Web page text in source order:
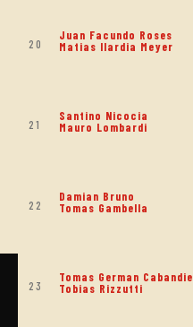
20
Juan Facundo Roses
Matias Ilardia Meyer
21
Santino Nicocia
Mauro Lombardi
22
Damian Bruno
Tomas Gambella
23
Tomas German Cabandie
Tobias Rizzutti